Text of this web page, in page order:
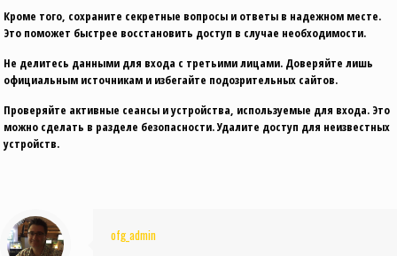
Кроме того, сохраните секретные вопросы и ответы в надежном месте.
Это поможет быстрее восстановить доступ в случае необходимости.
Не делитесь данными для входа с третьими лицами. Доверяйте лишь
официальным источникам и избегайте подозрительных сайтов.
Проверяйте активные сеансы и устройства, используемые для входа. Это
можно сделать в разделе безопасности. Удалите доступ для неизвестных
устройств.
ofg_admin